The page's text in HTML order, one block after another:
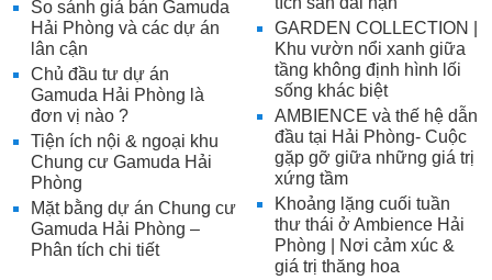
GARDEN COLLECTION |
Khu vườn nổi xanh giữa
tầng không định hình lối
sống khác biệt
AMBIENCE và thế hệ dẫn
đầu tại Hải Phòng- Cuộc
gặp gỡ giữa những giá trị
xứng tầm
Khoảng lặng cuối tuần
thư thái ở Ambience Hải
Phòng | Nơi cảm xúc &
giá trị thăng hoa
So sánh giá bán Gamuda
Hải Phòng và các dự án
lân cận
Chủ đầu tư dự án
Gamuda Hải Phòng là
đơn vị nào ?
Tiện ích nội & ngoại khu
Chung cư Gamuda Hải
Phòng
Mặt bằng dự án Chung cư
Gamuda Hải Phòng –
Phân tích chi tiết